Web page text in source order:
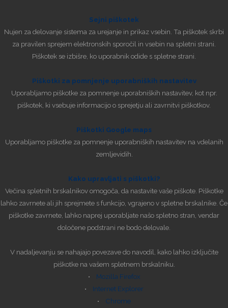
Sejni piškotek
Nujen za delovanje sistema za urejanje in prikaz vsebin. Ta piškotek skrbi
za pravilen sprejem elektronskih sporočil in vsebin na spletni strani.
Piškotek se izbišre, ko uporabnik odide s spletne strani.
Piškotki za pomnjenje uporabniških nastavitev
Uporabljamo piškotke za pomnenje uporabniških nastavitev, kot npr.
piškotek, ki vsebuje informacijo o sprejetju ali zavrnitvi piškotkov.
Piškotki Google maps
Uporabljamo piškotke za pomnenje uporabniških nastavitev na vdelanih
zemljevidih.
Kako upravljati s piškotki?
Večina spletnih brskalnikov omogoča, da nastavite vaše piškote. Piškotke
lahko zavrnete ali jih sprejmete s funkcijo, vgrajeno v spletne brskalnike. Če
piškotke zavrnete, lahko naprej uporabljate našo spletno stran, vendar
določene podstrani ne bodo delovale.
V nadaljevanju se nahajajo povezave do navodil, kako lahko izključite
piškotke na vašem spletnem brskalniku.
• Mozilla Firefox
• Internet Explorer
• Chrome